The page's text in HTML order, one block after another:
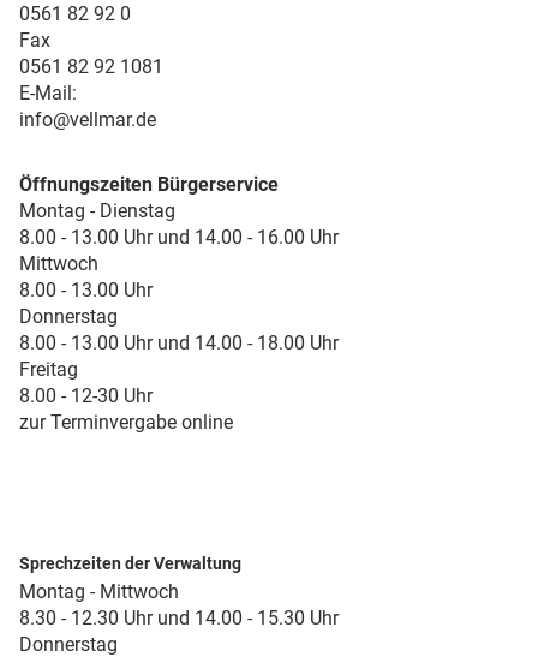
0561 82 92 0
Fax
0561 82 92 1081
E-Mail:
info@vellmar.de
Öffnungszeiten Bürgerservice
Montag - Dienstag
8.00 - 13.00 Uhr und 14.00 - 16.00 Uhr
Mittwoch
8.00 - 13.00 Uhr
Donnerstag
8.00 - 13.00 Uhr und 14.00 - 18.00 Uhr
Freitag
8.00 - 12-30 Uhr
zur Terminvergabe online
Sprechzeiten der Verwaltung
Montag - Mittwoch
8.30 - 12.30 Uhr und 14.00 - 15.30 Uhr
Donnerstag